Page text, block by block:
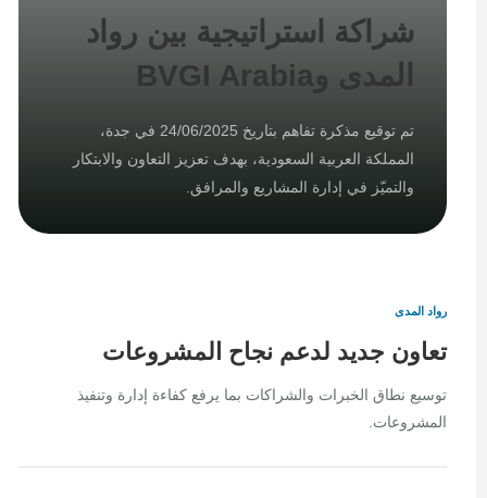
شراكة استراتيجية بين رواد
المدى وBVGI Arabia
تم توقيع مذكرة تفاهم بتاريخ 24/06/2025 في جدة،
المملكة العربية السعودية، بهدف تعزيز التعاون والابتكار
والتميّز في إدارة المشاريع والمرافق.
رواد المدى
تعاون جديد لدعم نجاح المشروعات
توسيع نطاق الخبرات والشراكات بما يرفع كفاءة إدارة وتنفيذ
المشروعات.